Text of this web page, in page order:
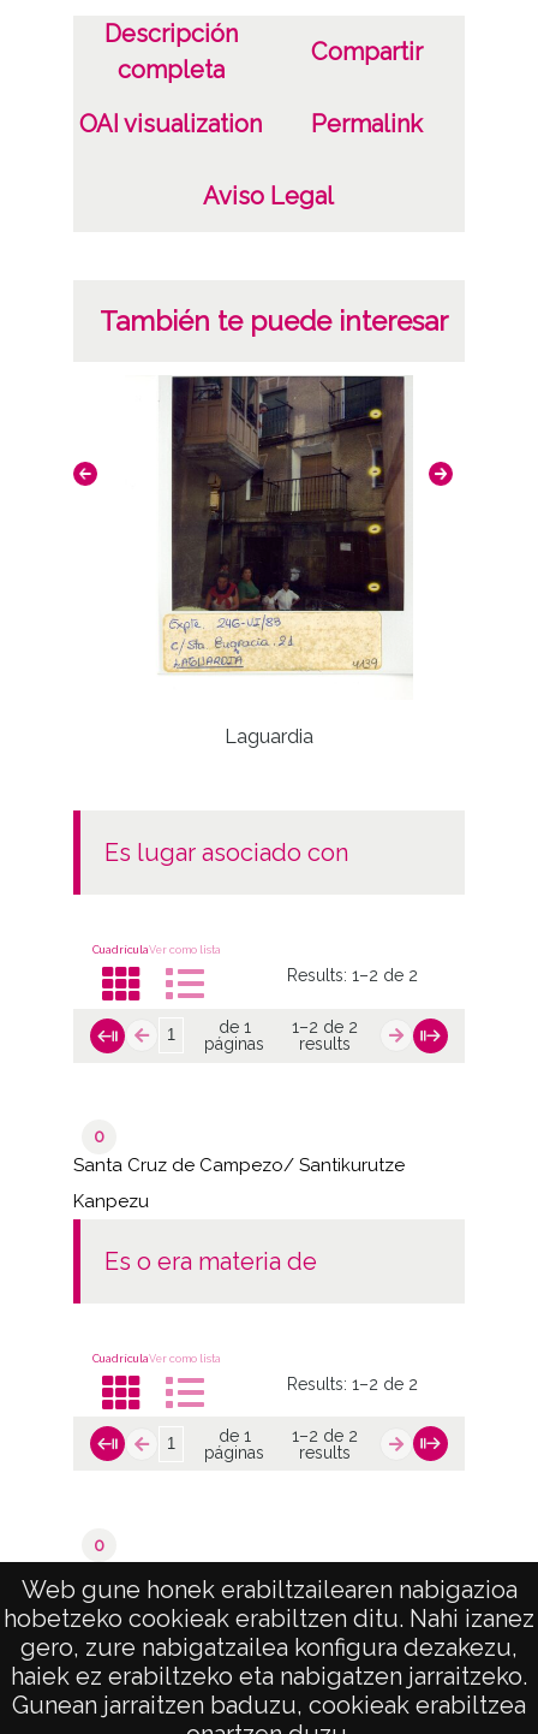
Web gune honek erabiltzailearen nabigazioa
hobetzeko cookieak erabiltzen ditu. Nahi izanez
gero, zure nabigatzailea konfigura dezakezu,
haiek ez erabiltzeko eta nabigatzen jarraitzeko.
Gunean jarraitzen baduzu, cookieak erabiltzea
Notas
0210-VI/83
CC BY-NC-SA 4.0
Descripción
completa
Compartir
OAI visualization Permalink
Aviso Legal
También te puede interesar
Laguardia
es lugar asociado con
CuadrículaVer como lista
Results:1–2 de 2
de 1
páginas
1–2 de 2
results
0
Santa Cruz de Campezo/ Santikurutze
Kanpezu
es o era materia de
CuadrículaVer como lista
Results:1–2 de 2
de 1
páginas
1–2 de 2
results
0
de 1
páginas
1–2 de 2
results